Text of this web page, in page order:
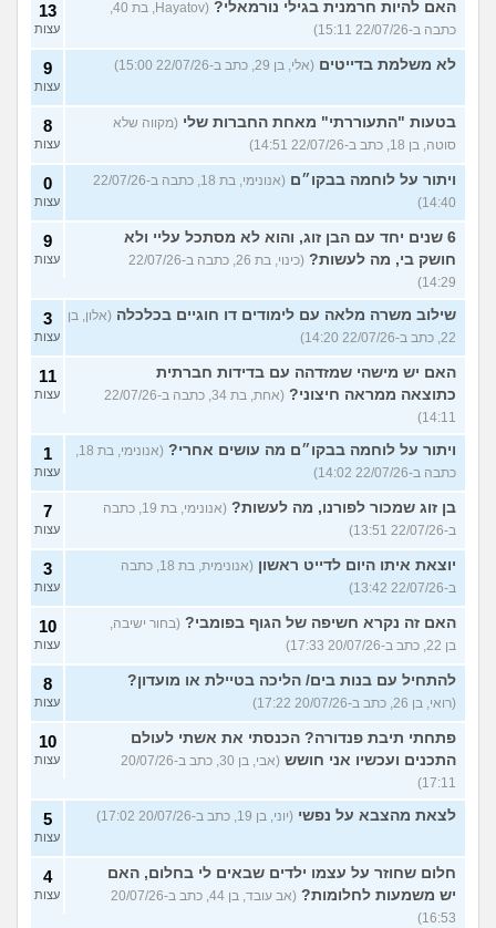
האם להיות חרמנית בגילי נורמאלי?
(Hayatov, בת 40,
כתבה ב-22/07/26 15:11)
13
עצות
לא משלמת בדייטים (אלי, בן 29, כתב ב-22/07/26 15:00) 9
עצות
בטעות "התעוררתי" מאחת החברות שלי (מקווה שלא
סוטה, בן 18, כתב ב-22/07/26 14:51)
8
עצות
ויתור על לוחמה בבקו״ם
(אנונימי, בת 18, כתבה ב-22/07/26
14:40)
0
עצות
6 שנים יחד עם הבן זוג, והוא לא מסתכל עליי ולא
חושק בי, מה לעשות?
(כינוי, בת 26, כתבה ב-22/07/26
14:29)
9
עצות
שילוב משרה מלאה עם לימודים דו חוגיים בכלכלה (אלון, בן
22, כתב ב-22/07/26 14:20)
3
עצות
האם יש מישהי שמזדהה עם בדידות חברתית
כתוצאה ממראה חיצוני?
(אחת, בת 34, כתבה ב-22/07/26
14:11)
11
עצות
ויתור על לוחמה בבקו״ם מה עושים אחרי?
(אנונימי, בת 18,
כתבה ב-22/07/26 14:02)
1
עצות
בן זוג שמכור לפורנו, מה לעשות?
(אנונימי, בת 19, כתבה
ב-22/07/26 13:51)
7
עצות
יוצאת איתו היום לדייט ראשון
(אנונימית, בת 18, כתבה
ב-22/07/26 13:42)
3
עצות
האם זה נקרא חשיפה של הגוף בפומבי? (בחור ישיבה,
בן 22, כתב ב-20/07/26 17:33)
10
עצות
להתחיל עם בנות בים/ הליכה בטיילת או מועדון?
(רואי, בן 26, כתב ב-20/07/26 17:22)
8
עצות
פתחתי תיבת פנדורה? הכנסתי את אשתי לעולם
התכנים ועכשיו אני חושש
(אבי, בן 30, כתב ב-20/07/26
17:11)
10
עצות
לצאת מהצבא על נפשי (יוני, בן 19, כתב ב-20/07/26 17:02) 5
עצות
חלום שחוזר על עצמו ילדים שבאים לי בחלום, האם
יש משמעות לחלומות?
(אב עובד, בן 44, כתב ב-20/07/26
16:53)
4
עצות